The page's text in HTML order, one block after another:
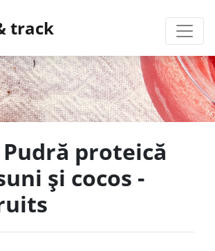
track
proteică
și cocos -